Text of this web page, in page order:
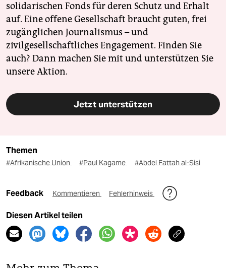
solidarischen Fonds für deren Schutz und Erhalt
auf. Eine offene Gesellschaft braucht guten, frei
zugänglichen Journalismus – und
zivilgesellschaftliches Engagement. Finden Sie
auch? Dann machen Sie mit und unterstützen Sie
unsere Aktion.
Jetzt unterstützen
Themen
#Afrikanische Union #Paul Kagame #Abdel Fattah al-Sisi
Feedback Kommentieren Fehlerhinweis
Diesen Artikel teilen